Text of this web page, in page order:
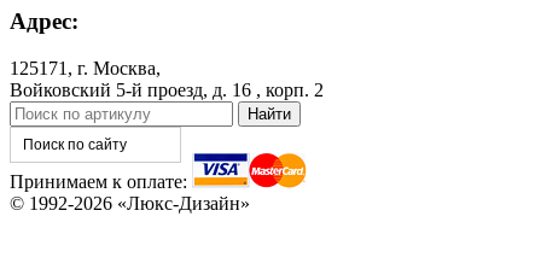
Адрес:
125171, г. Москва,
Войковский 5-й проезд, д. 16 , корп. 2
Принимаем к оплате:
© 1992-2026 «Люкс-Дизайн»